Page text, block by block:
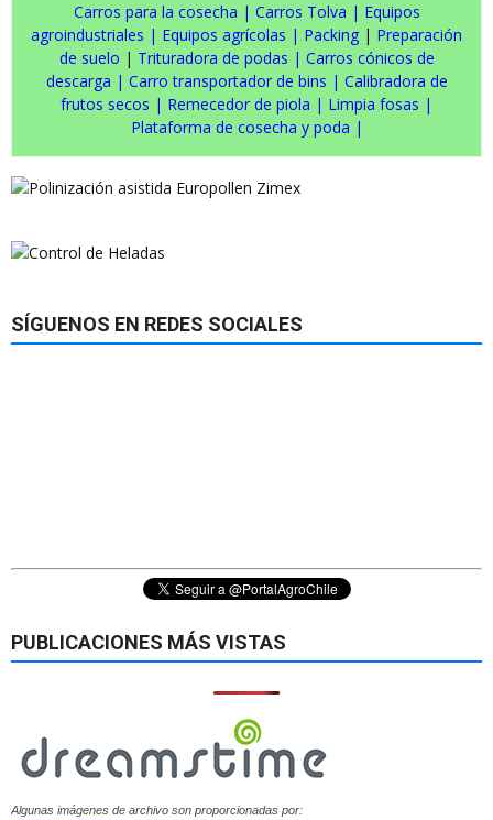
Carros para la cosecha | Carros Tolva | Equipos
agroindustriales | Equipos agrícolas | Packing | Preparación
de suelo | Trituradora de podas | Carros cónicos de
descarga | Carro transportador de bins | Calibradora de
frutos secos | Remecedor de piola | Limpia fosas |
Plataforma de cosecha y poda |
SÍGUENOS EN REDES SOCIALES
PUBLICACIONES MÁS VISTAS
Algunas imágenes de archivo son proporcionadas por: